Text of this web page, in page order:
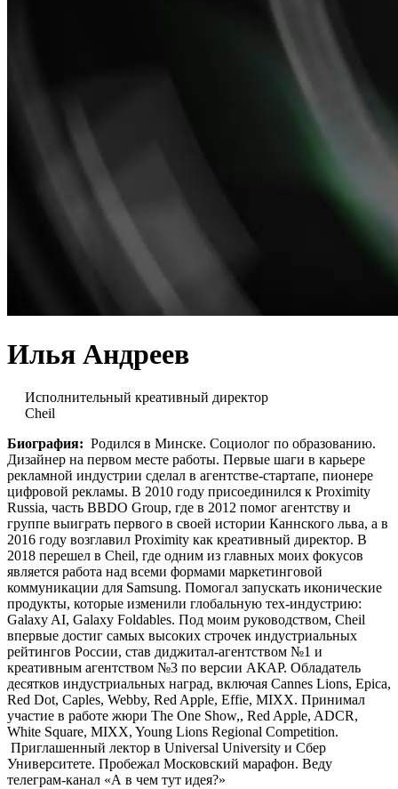
Илья Андреев
Исполнительный креативный директор
Cheil
Биография: Родился в Минске. Социолог по образованию.
Дизайнер на первом месте работы. Первые шаги в карьере
рекламной индустрии сделал в агентстве-стартапе, пионере
цифровой рекламы. В 2010 году присоединился к Proximity
Russia, часть BBDO Group, где в 2012 помог агентству и
группе выиграть первого в своей истории Каннского льва, а в
2016 году возглавил Proximity как креативный директор. В
2018 перешел в Cheil, где одним из главных моих фокусов
является работа над всеми формами маркетинговой
коммуникации для Samsung. Помогал запускать иконические
продукты, которые изменили глобальную тех-индустрию:
Galaxy AI, Galaxy Foldables. Под моим руководством, Cheil
впервые достиг самых высоких строчек индустриальных
рейтингов России, став диджитал-агентством №1 и
креативным агентством №3 по версии АКАР. Обладатель
десятков индустриальных наград, включая Cannes Lions, Epica,
Red Dot, Caples, Webby, Red Apple, Effie, MIXX. Принимал
участие в работе жюри The One Show,, Red Apple, ADCR,
White Square, MIXX, Young Lions Regional Competition.
Приглашенный лектор в Universal University и Сбер
Университете. Пробежал Московский марафон. Веду
телеграм-канал «А в чем тут идея?»